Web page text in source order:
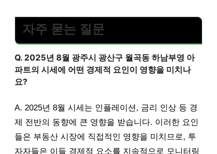
자주 묻는 질문
Q. 2025년 8월 광주시 광산구 월곡동 하남부영 아
파트의 시세에 어떤 경제적 요인이 영향을 미치나
요?
A. 2025년 8월 시세는 인플레이션, 금리 인상 등 경
제 전반의 동향에 큰 영향을 받습니다. 이러한 요인
들은 부동산 시장에 직접적인 영향을 미치므로, 투
자자들은 이들 경제적 요소를 지속적으로 모니터링